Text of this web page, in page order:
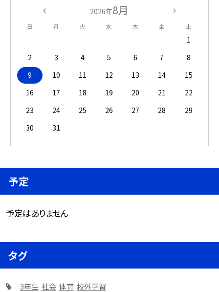
2026年8月
日 月 火 水 木 金 土
1
2
3 4 5 6 7
8
9
10 11 12 13 14
15
16
17 18 19 20 21
22
23
24 25 26 27 28
29
30
31
予定
予定はありません
タグ
3年生 社会 体育 校外学習